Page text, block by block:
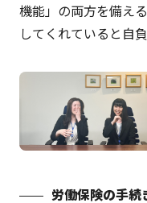
機能」の両方を備え
してくれていると自
労働保険の手続